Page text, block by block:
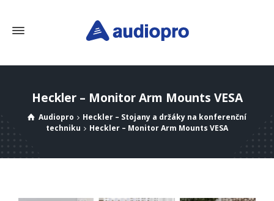
Heckler – Monitor Arm Mounts VESA
Audiopro
Heckler – Stojany a držáky na konferenční
techniku
Heckler – Monitor Arm Mounts VESA